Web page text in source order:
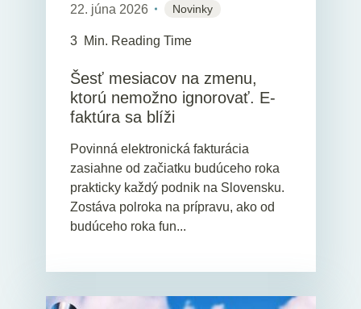
22. júna 2026 Novinky
3 Min. Reading Time
Šesť mesiacov na zmenu,
ktorú nemožno ignorovať. E-
faktúra sa blíži
Povinná elektronická fakturácia
zasiahne od začiatku budúceho roka
prakticky každý podnik na Slovensku.
Zostáva polroka na prípravu, ako od
budúceho roka fun...